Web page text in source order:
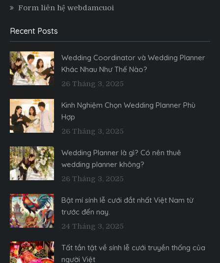
Form liên hệ webdamcuoi
Recent Posts
Wedding Coordinator và Wedding Planner
Khác Nhau Như Thế Nào?
26 Tháng 3, 2025
Kinh Nghiệm Chọn Wedding Planner Phù
Hợp
26 Tháng 3, 2025
Wedding Planner là gì? Có nên thuê
wedding planner không?
26 Tháng 3, 2025
Bật mí sính lễ cưới đắt nhất Việt Nam từ
trước đến nay.
24 Tháng 3, 2025
Tất tần tật về sính lễ cưới truyền thống của
người Việt